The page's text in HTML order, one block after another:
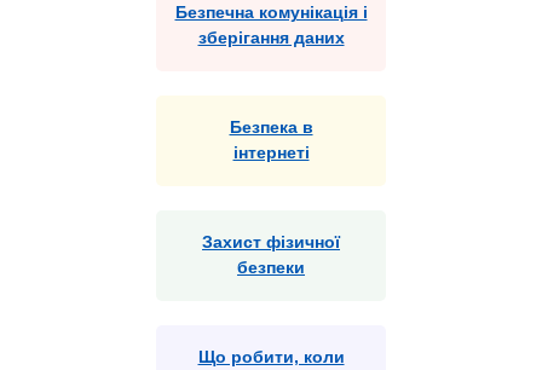
Безпечна комунікація і
зберігання даних
Безпека в
інтернеті
Захист фізичної
безпеки
Що робити, коли